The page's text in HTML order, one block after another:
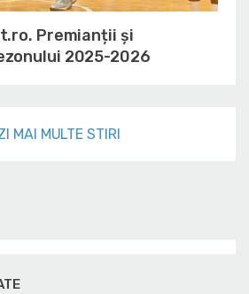
Premianții și
2025-2026
MAI MULTE STIRI